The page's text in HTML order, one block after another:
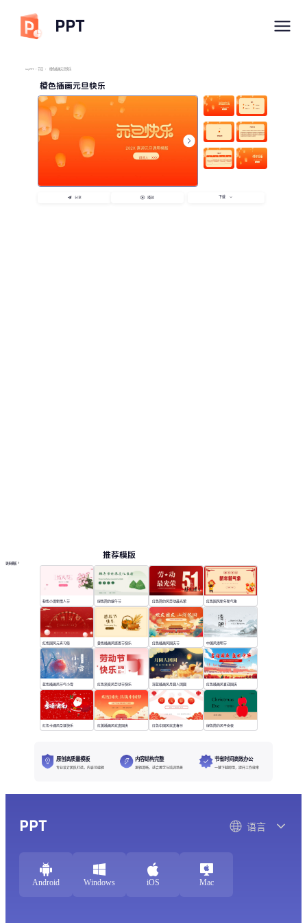
PPT
imyPPT / 节日 / 橙色插画元旦快乐
橙色插画元旦快乐
分享 播放 下载
推荐模版
更多模板
粉色小清新情人节 绿色简约端午节 红色简约风劳动最光荣 红色国风新年新气象
红色国风元宵习俗 黄色插画风感恩节快乐 红色插画风国庆节 中国风清明节
蓝色插画风节气小雪 红色渐变风劳动节快乐 深蓝插画风月圆人团圆 红色插画风喜迎国庆
红色卡通风圣诞快乐 红黄插画风欢度国庆 红色中国风欢度春节 绿色简约风平安夜
原创高质量模板
专业设计团队打造，内容可编辑
内容结构完整
逻辑清晰，适合教学与培训场景
节省时间高效办公
一键下载即用，提升工作效率
PPT 语言
Android Windows iOS Mac